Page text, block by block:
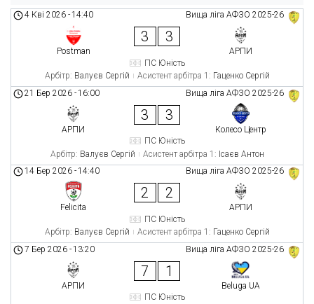
Вища ліга АФЗО 2025-26
4 Кві 2026 -14:40
Postman
3 3
АРПИ
ПС Юність
Арбітр: Валуєв Сергій Асистент арбітра 1: Гаценко Сергій
Вища ліга АФЗО 2025-26
21 Бер 2026 -16:00
АРПИ
3 3
Колесо Центр
ПС Юність
Арбітр: Валуєв Сергій Асистент арбітра 1: Ісаєв Антон
Вища ліга АФЗО 2025-26
14 Бер 2026 -14:40
Felicita
2 2
АРПИ
ПС Юність
Арбітр: Валуєв Сергій Асистент арбітра 1: Гаценко Сергій
Вища ліга АФЗО 2025-26
7 Бер 2026 -13:20
АРПИ
7 1
Beluga UA
ПС Юність